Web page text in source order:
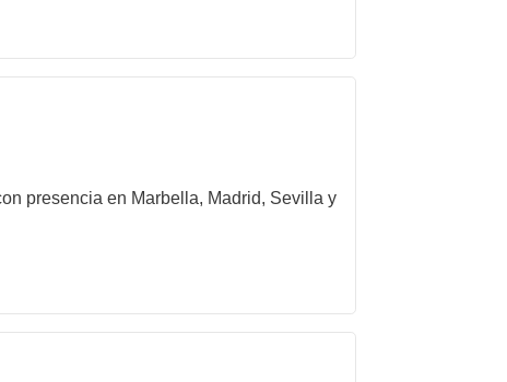
presencia en Marbella, Madrid, Sevilla y